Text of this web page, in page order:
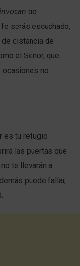
de
serás escuchado,
distancia de
el Señor, que
ocasiones no
es tu refugio.
las puertas que
te llevarán a
puede fallar,